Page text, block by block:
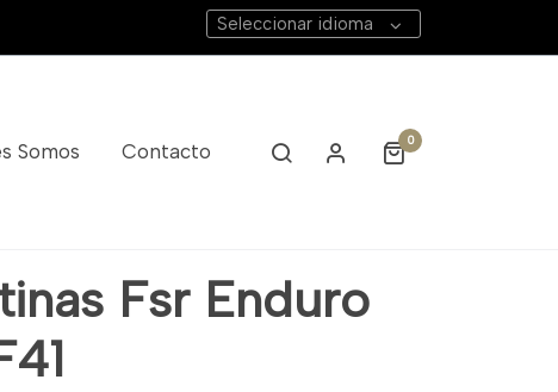
Seleccionar idioma
Somos Contacto 0
Fsr Enduro